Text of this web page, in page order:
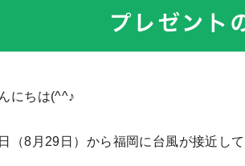
にちは(^^♪
（8月29日）から福岡に台風が接近し